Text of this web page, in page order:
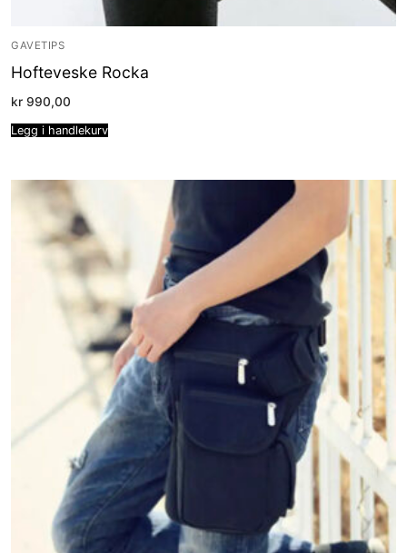
GAVETIPS
Hofteveske Rocka
kr 990,00
Legg i handlekurv